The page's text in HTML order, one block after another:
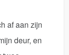
af aan zijn
deur, en